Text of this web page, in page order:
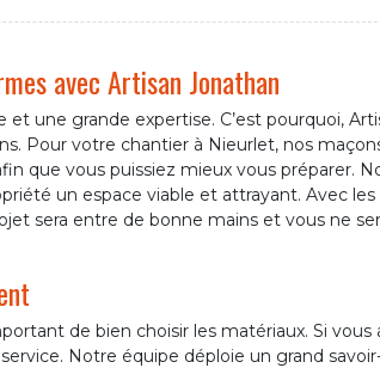
avec Artisan Jonathan
une grande expertise. C’est pourquoi,
Pour votre chantier à Nieurlet, nos
que vous puissiez mieux vous préparer.
un espace viable et attrayant. Avec les
sera entre de bonne mains et vous ne
de bien choisir les matériaux. Si vous
Notre équipe déploie un grand